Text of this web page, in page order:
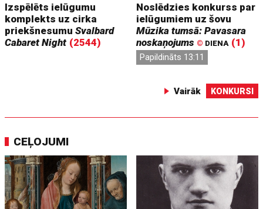
Izspēlēts ielūgumu
komplekts uz cirka
priekšnesumuSvalbard
Cabaret Night (2544)
Noslēdzies konkurss par
ielūgumiem uz šovu
Mūzika tumsā: Pavasara
noskaņojums © DIENA (1)
Papildināts 13:11
Vairāk KONKURSI
CEĻOJUMI